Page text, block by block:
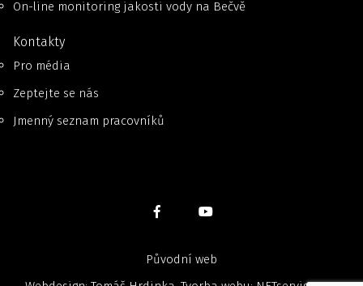
On-line monitoring jakosti vody na Bečvě
Kontakty
Pro média
Zeptejte se nás
Jmenný seznam pracovníků
Původní web